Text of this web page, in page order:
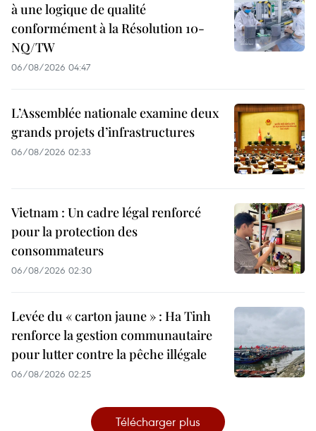
à une logique de qualité
conformément à la Résolution 10-
NQ/TW
06/08/2026 04:47
L’Assemblée nationale examine deux
grands projets d’infrastructures
06/08/2026 02:33
Vietnam : Un cadre légal renforcé
pour la protection des
consommateurs
06/08/2026 02:30
Levée du « carton jaune » : Ha Tinh
renforce la gestion communautaire
pour lutter contre la pêche illégale
06/08/2026 02:25
Télécharger plus